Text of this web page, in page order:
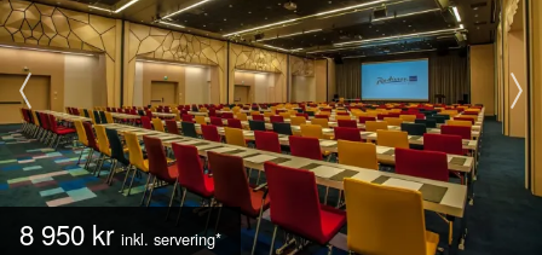
8 950 kr inkl. servering*